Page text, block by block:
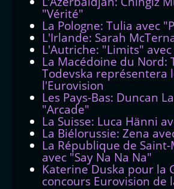
"Vérité"
La Pologne: Tulia avec
L'Irlande: Sarah
L'Autriche: "Limits" avec
La Macédoine du Nord:
Todevska représentera
l'Eurovision
Les Pays-Bas: Duncan
"Arcade"
La Suisse: Luca Hänni
La Biélorussie: Zena
La République de
avec "Say Na Na Na"
Katerine Duska pour la
concours Eurovision de